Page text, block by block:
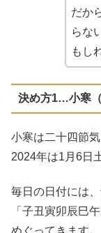
だか
らな
もし
決め方1…小寒
小寒は二十四節
2024年は1月6日
毎日の日付には
「子丑寅卯辰巳